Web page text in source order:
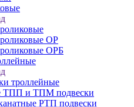
ОР
ОРБ
троллейные
ТПП и ТПМ подвески
РТП подвески